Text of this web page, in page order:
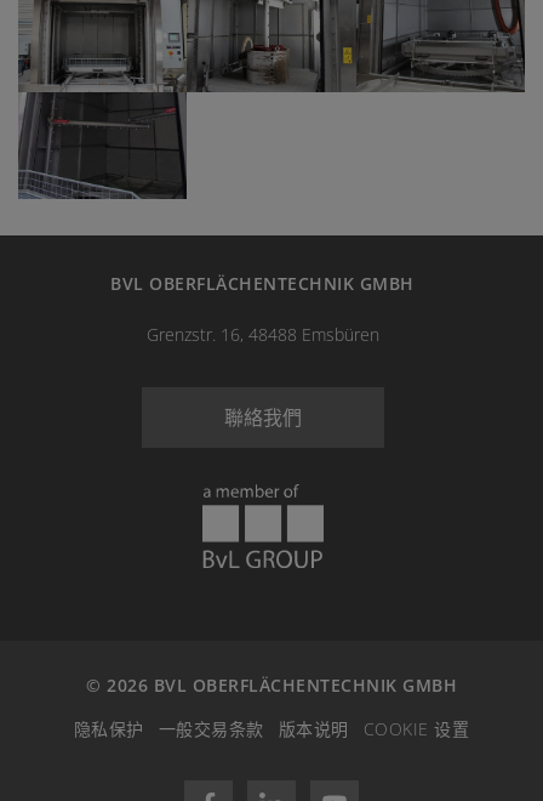
BVL OBERFLÄCHENTECHNIK GMBH
Grenzstr. 16, 48488 Emsbüren
聯絡我們
© 2026 BVL OBERFLÄCHENTECHNIK GMBH
隐私保护
一般交易条款 版本说明 COOKIE 设置